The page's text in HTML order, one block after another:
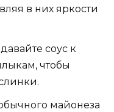
в них яркости
соус к
чтобы
майонеза